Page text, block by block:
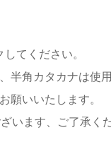
てください。
角カタカナは使
願いいたします。
います、ご了承くだ